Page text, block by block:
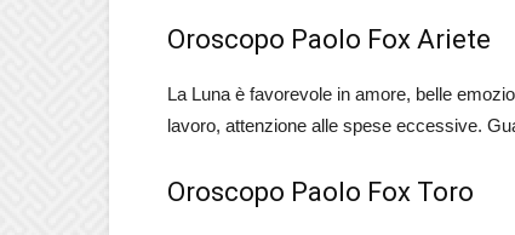
Oroscopo Paolo Fox Ariete
La Luna è favorevole in amore, belle
lavoro, attenzione alle spese eccessive.
Oroscopo Paolo Fox Toro